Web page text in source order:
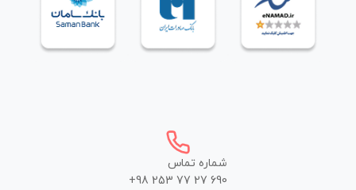
شماره تماس
+98 253 77 27 690